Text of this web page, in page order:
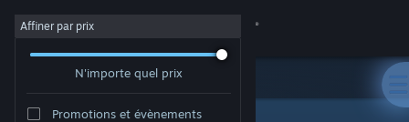
Se connecter
Magasin
Affiner par prix
N'importe quel prix
Promotions et évènements